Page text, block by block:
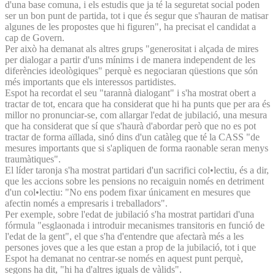
d'una base comuna, i els estudis que ja té la seguretat social poden
ser un bon punt de partida, tot i que és segur que s'hauran de matisar
algunes de les propostes que hi figuren", ha precisat el candidat a
cap de Govern.
Per això ha demanat als altres grups "generositat i alçada de mires
per dialogar a partir d'uns mínims i de manera independent de les
diferències ideològiques" perquè es negociaran qüestions que són
més importants que els interessos partidistes.
Espot ha recordat el seu "tarannà dialogant" i s'ha mostrat obert a
tractar de tot, encara que ha considerat que hi ha punts que per ara és
millor no pronunciar-se, com allargar l'edat de jubilació, una mesura
que ha considerat que sí que s'haurà d'abordar però que no es pot
tractar de forma aïllada, sinó dins d'un catàleg que té la CASS "de
mesures importants que si s'apliquen de forma raonable seran menys
traumàtiques".
El líder taronja s'ha mostrat partidari d'un sacrifici col•lectiu, és a dir,
que les accions sobre les pensions no recaiguin només en detriment
d'un col•lectiu: "No ens podem fixar únicament en mesures que
afectin només a empresaris i treballadors".
Per exemple, sobre l'edat de jubilació s'ha mostrat partidari d'una
fórmula "esglaonada i introduir mecanismes transitoris en funció de
l'edat de la gent", el que s'ha d'entendre que afectarà més a les
persones joves que a les que estan a prop de la jubilació, tot i que
Espot ha demanat no centrar-se només en aquest punt perquè,
segons ha dit, "hi ha d'altres iguals de vàlids".